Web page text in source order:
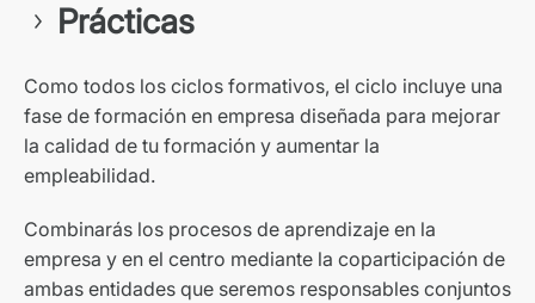
Prácticas
Como todos los ciclos formativos, el ciclo incluye una
fase de formación en empresa diseñada para mejorar
la calidad de tu formación y aumentar la
empleabilidad.
Combinarás los procesos de aprendizaje en la
empresa y en el centro mediante la coparticipación de
ambas entidades que seremos responsables conjuntos